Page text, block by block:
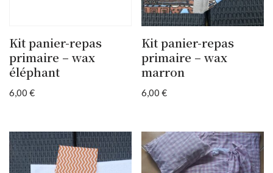
Kit panier-repas
primaire – wax
éléphant
6,00 €
Kit panier-repas
primaire – wax
marron
6,00€